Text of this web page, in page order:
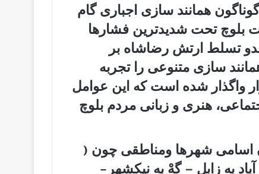
همانند سازی اجباری گام
بلوچ تحت شدیدترین فشارها
تسلط ارتش رضاشاه بر
سازی متنوعی را تجربه
واگذار شده است که این عوامل
هنری و زبانی مردم بلوچ
اسامی شهرها ومناطقی چون (
به زابل – گِهْ به نیکشهر-